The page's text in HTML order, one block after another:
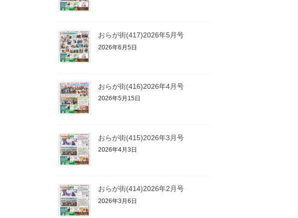
おらが街(417)2026年5月号
2026年6月5日
おらが街(416)2026年4月号
2026年5月15日
おらが街(415)2026年3月号
2026年4月3日
おらが街(414)2026年2月号
2026年3月6日